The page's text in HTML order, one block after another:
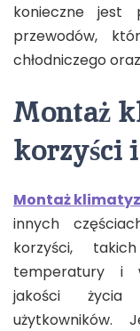
konieczne jest
przewodów,
chłodniczego
Montaż
korzyści
Montaż
innych
korzyści,
temperatury i
jakości życia